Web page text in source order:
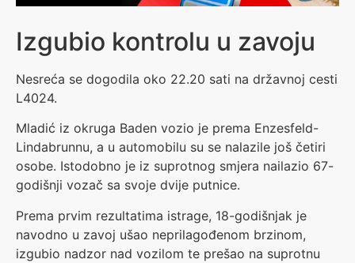
Izgubio kontrolu u zavoju
Nesreća se dogodila oko 22.20 sati na državnoj cesti
L4024.
Mladić iz okruga Baden vozio je prema Enzesfeld-
Lindabrunnu, a u automobilu su se nalazile još četiri
osobe. Istodobno je iz suprotnog smjera nailazio 67-
godišnji vozač sa svoje dvije putnice.
Prema prvim rezultatima istrage, 18-godišnjak je
navodno u zavoj ušao neprilagođenom brzinom,
izgubio nadzor nad vozilom te prešao na suprotnu